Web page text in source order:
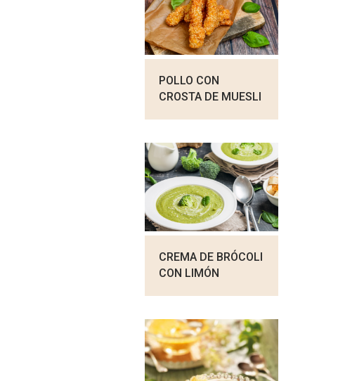
POLLO CON
CROSTA DE MUESLI
CREMA DE BRÓCOLI
CON LIMÓN